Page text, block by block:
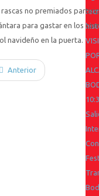
rascas no premiados
para gastar en los
navideño en la puerta.
Anterior